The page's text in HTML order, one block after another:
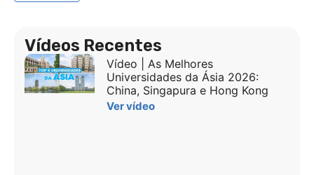
Vídeos Recentes
Vídeo | As Melhores
Universidades da Ásia 2026:
China, Singapura e Hong Kong
Ver vídeo